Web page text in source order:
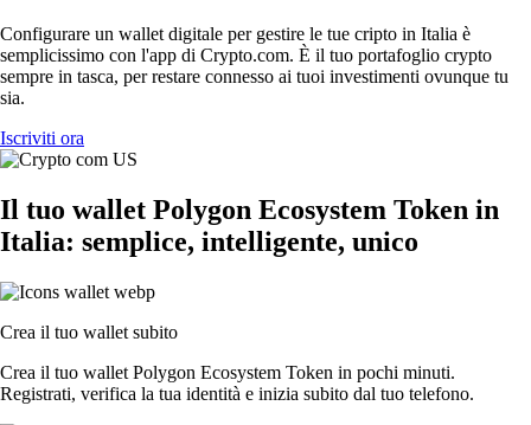
Configurare un wallet digitale per gestire le tue cripto in Italia è
semplicissimo con l'app di Crypto.com. È il tuo portafoglio crypto
sempre in tasca, per restare connesso ai tuoi investimenti ovunque tu
sia.
Iscriviti ora
Il tuo wallet Polygon Ecosystem Token in
Italia: semplice, intelligente, unico
Crea il tuo wallet subito
Crea il tuo wallet Polygon Ecosystem Token in pochi minuti.
Registrati, verifica la tua identità e inizia subito dal tuo telefono.